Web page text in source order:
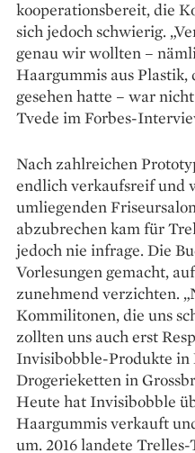
kooperationsbereit, die
sich jedoch schwierig.
genau wir wollten –
Haargummis aus
gesehen hatte – war
Tvede im Forbes-
Nach zahlreichen
endlich verkaufsreif und
umliegenden
abzubrechen kam für
jedoch nie infrage. Die
Vorlesungen gemacht,
zunehmend verzichten.
Kommilitonen, die uns
zollten uns auch erst
Invisibobble-Produkte in
Drogerieketten in
Heute hat Invisibobble
Haargummis verkauft
um. 2016 landete